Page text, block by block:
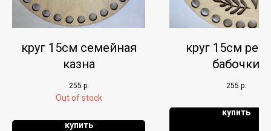
круг 15см семейная
казна
255 р.
Out of stock
купить
круг 15см
бабочки
255 р.
купить